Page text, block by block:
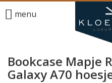
menu
Bookcase Mapje
Galaxy A70